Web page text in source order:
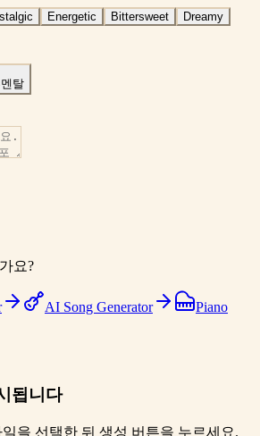
Energetic Bittersweet
Dreamy
탈
요?
AI Song Generator
Piano
됩니다
을 선택한 뒤 생성 버튼을 누르세요.